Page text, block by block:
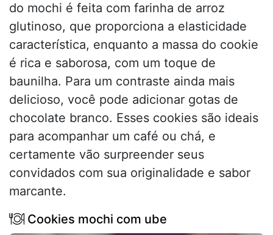
do mochi é feita com farinha de arroz
glutinoso, que proporciona a elasticidade
característica, enquanto a massa do cookie
é rica e saborosa, com um toque de
baunilha. Para um contraste ainda mais
delicioso, você pode adicionar gotas de
chocolate branco. Esses cookies são ideais
para acompanhar um café ou chá, e
certamente vão surpreender seus
convidados com sua originalidade e sabor
marcante.
Cookies mochi com ube